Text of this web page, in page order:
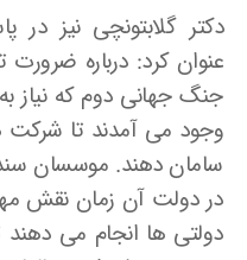
دکتر گلابتونچی نیز
عنوان کرد: درباره ضرورت
جنگ جهانی دوم که نیاز
وجود می ­آمدند تا شرکت
سامان دهند. موسسان
در دولت آن زمان نقش
دولتی­ ها انجام می